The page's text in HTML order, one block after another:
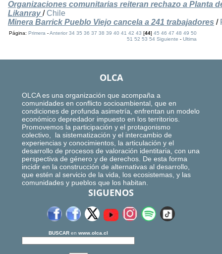
Organizaciones comunitarias reiteran rechazo a Planta
Likanray/ Chile
Minera Barrick Pueblo Viejo cancela a 241 trabajadores /
Página:Primera -Anterior 34 35 36 37 38 39 40 41 42 43 [44]45 46 47 48 49 50
51 52 53 54 Siguiente -Ultima
OLCA
OLCA es una organización que acompaña a
comunidades en conflicto socioambiental, que en
condiciones de profunda asimetría, enfrentan un modelo
económico depredador impuesto en los territorios.
Promovemos la participación y el protagonismo
colectivo, la sistematización y el intercambio de
experiencias y conocimientos, la articulación y el
desarrollo de procesos de valoración identitaria, con una
perspectiva de género y de derechos. De esta forma
incidir en la construcción de alternativas al desarrollo,
que estén al servicio de la vida, los ecosistemas, y las
comunidades y pueblos que los habitan.
SIGUENOS
BUSCAR en www.olca.cl